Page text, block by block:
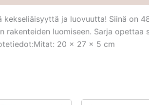
kekseliäisyyttä ja luovuutta! Siinä on
rakenteiden luomiseen. Sarja
20 x 27 x 5 cm